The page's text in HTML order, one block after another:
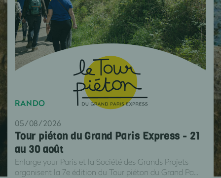
RANDO
05/08/2026
Tour piéton du Grand Paris Express - 21
au 30 août
Enlarge your Paris et la Société des Grands Projets
organisent la 7e édition du Tour piéton du Grand Pa...